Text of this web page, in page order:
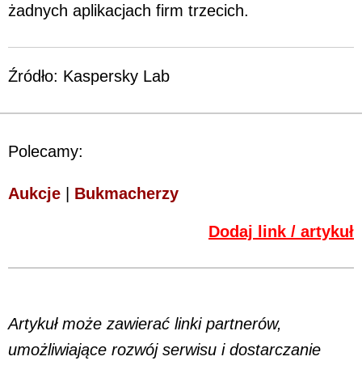
żadnych aplikacjach firm trzecich.
Źródło: Kaspersky Lab
Polecamy:
Aukcje Bukmacherzy
Dodaj link / artykuł
Artykuł może zawierać linki partnerów,
umożliwiające rozwój serwisu i dostarczanie